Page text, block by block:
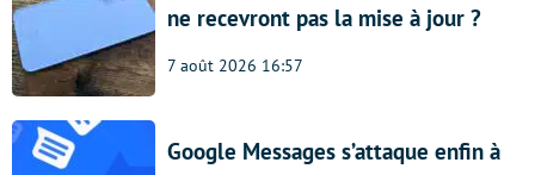
ne recevront pas la mise à jour ?
7 août 2026 16:57
Google Messages s’attaque enfin à